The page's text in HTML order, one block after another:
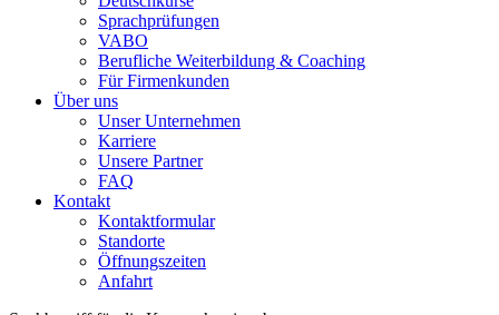
Sprachprüfungen
VABO
Berufliche Weiterbildung & Coaching
Für Firmenkunden
Über uns
Unser Unternehmen
Karriere
Unsere Partner
FAQ
Kontakt
Kontaktformular
Standorte
Öffnungszeiten
Anfahrt